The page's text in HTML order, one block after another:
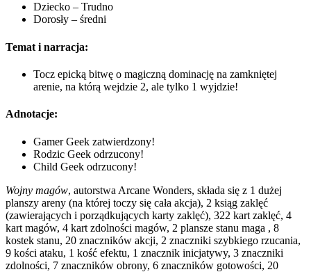
Dziecko – Trudno
Dorosły – średni
Temat i narracja:
Tocz epicką bitwę o magiczną dominację na zamkniętej
arenie, na którą wejdzie 2, ale tylko 1 wyjdzie!
Adnotacje:
Gamer Geek zatwierdzony!
Rodzic Geek odrzucony!
Child Geek odrzucony!
Wojny magów, autorstwa Arcane Wonders, składa się z 1 dużej
planszy areny (na której toczy się cała akcja), 2 ksiąg zaklęć
(zawierających i porządkujących karty zaklęć), 322 kart zaklęć, 4
kart magów, 4 kart zdolności magów, 2 plansze stanu maga , 8
kostek stanu, 20 znaczników akcji, 2 znaczniki szybkiego rzucania,
9 kości ataku, 1 kość efektu, 1 znacznik inicjatywy, 3 znaczniki
zdolności, 7 znaczników obrony, 6 znaczników gotowości, 20